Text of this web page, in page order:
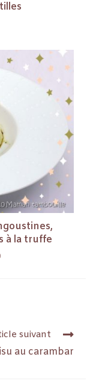
à la truffe
suivant
au carambar